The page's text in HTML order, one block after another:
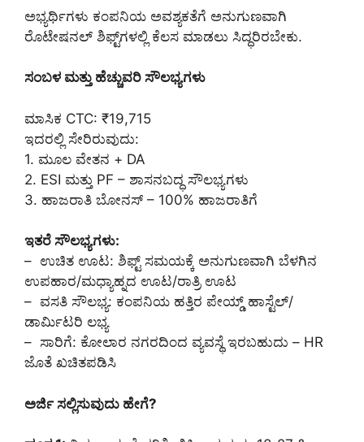
ಅಭ್ಯರ್ಥಿಗಳು ಕಂಪನಿಯ ಅವಶ್ಯಕತೆಗೆ ಅನುಗುಣವಾಗಿ
ರೊಟೇಷನಲ್ ಶಿಫ್ಟ್‌ಗಳಲ್ಲಿ ಕೆಲಸ ಮಾಡಲು ಸಿದ್ಧರಿರಬೇಕು.
ಸಂಬಳ ಮತ್ತು ಹೆಚ್ಚುವರಿ ಸೌಲಭ್ಯಗಳು
ಮಾಸಿಕ CTC: ₹19,715
ಇದರಲ್ಲಿ ಸೇರಿರುವುದು:
1. ಮೂಲ ವೇತನ + DA
2. ESI ಮತ್ತು PF – ಶಾಸನಬದ್ಧ ಸೌಲಭ್ಯಗಳು
3. ಹಾಜರಾತಿ ಬೋನಸ್ – 100% ಹಾಜರಾತಿಗೆ
ಇತರೆ ಸೌಲಭ್ಯಗಳು:
– ಉಚಿತ ಊಟ: ಶಿಫ್ಟ್ ಸಮಯಕ್ಕೆ ಅನುಗುಣವಾಗಿ ಬೆಳಗಿನ
ಉಪಹಾರ/ಮಧ್ಯಾಹ್ನದ ಊಟ/ರಾತ್ರಿ ಊಟ
– ವಸತಿ ಸೌಲಭ್ಯ: ಕಂಪನಿಯ ಹತ್ತಿರ ಪೇಯ್ಡ್ ಹಾಸ್ಟೆಲ್/
ಡಾರ್ಮಿಟರಿ ಲಭ್ಯ
– ಸಾರಿಗೆ: ಕೋಲಾರ ನಗರದಿಂದ ವ್ಯವಸ್ಥೆ ಇರಬಹುದು – HR
ಜೊತೆ ಖಚಿತಪಡಿಸಿ
ಅರ್ಜಿ ಸಲ್ಲಿಸುವುದು ಹೇಗೆ?